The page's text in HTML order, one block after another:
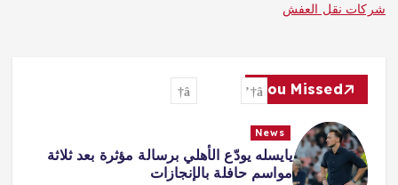
شركات نقل العفش
You Missed
News
يايسله يودّع الأهلي برسالة مؤثرة بعد ثلاثة
مواسم حافلة بالإنجازات